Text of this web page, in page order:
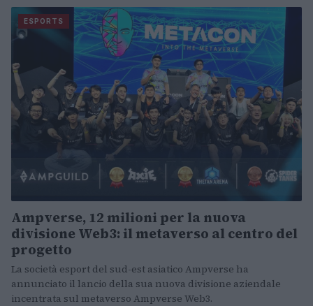
ESPORTS
Ampverse, 12 milioni per la nuova
divisione Web3: il metaverso al centro del
progetto
La società esport del sud-est asiatico Ampverse ha
annunciato il lancio della sua nuova divisione aziendale
incentrata sul metaverso Ampverse Web3.